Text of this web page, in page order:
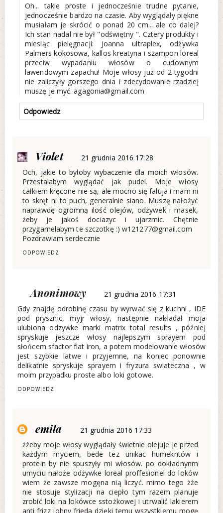
Oh... takie proste i jednocześnie trudne pytanie,
jednocześnie bardzo na czasie. Aby wyglądały piękne
musiałam je skrócić o ponad 20 cm... ale co dalej?
Ich stan nadal nie był "odświętny ". Cztery produkty i
miesiąc pielęgnacji: Joanna ultraplex, odżywka
Palmers kokosowa, kallos kreatyna i szampon loreal
przeciw wypadaniu włosów o cudownym
lawendowym zapachu! Moje włosy już od 2 tygodni
nie zaliczyły gorszego dnia i zdecydowanie rzadziej
muszę je myć. agagonia@gmail.com
Odpowiedz
Violet
21 grudnia 2016 17:28
Och, jakie to byłoby wybaczenie dla moich włosów.
Przestalabym wyglądać jak pudel. Moje włosy
całkiem kręcone nie są, ale mocno się faluja i mam ni
to skręt ni to puch, generalnie siano. Muszę nałożyć
naprawdę ogromną ilość olejów, odżywek i masek,
żeby je jakoś dociazyc i ujarzmic. Chętnie
przygarnelabym te szczotkę :) w121277@gmail.com
Pozdrawiam serdecznie
ODPOWIEDZ
Anonimowy
21 grudnia 2016 17:31
Gdy znajdę odrobinę czasu by wyrwać się z kuchni , IDE
pod prysznic, myjr włosy, następnie nakładał moja
ulubiona odzywke marki matrix total results , później
spryskuje jeszcze włosy najlepszym sprayem pod
słońcem sfactor flat iron, a potem modelowanie włosów
jest szybkie latwe i przyjemne, na koniec ponownie
delikatnie spryskuje sprayem i fryzura swiateczna , w
moim przypadku proste albo loki gotowe.
ODPOWIEDZ
emila
21 grudnia 2016 17:33
żżeby moje włosy wyglądały świetnie olejuje je przed
każdym myciem, bede tez unikac humekntów i
protein by nie spuszyły mi włosów. po dokładnynm
umyciu nałoże odżywke loreal proffesionel do loków
wiem że zawsze mogęna nią liczyć. mimo tego żże
nie stosuje stylizacji na ciepło tym razem planuje
zrobić loki na lokówce sstożkowej i utrwalić lakierem
anti frizz johny frieda dzięki temu wszystkiemu mogę